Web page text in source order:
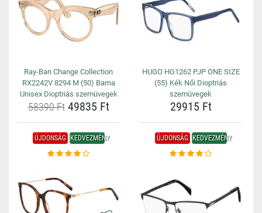
Ray-Ban Change Collection
RX2242V 8294 M (50) Barna
Unisex Dioptriás szemüvegek
58390 Ft49835 Ft
HUGO HG1262 PJP ONE SIZE
(55) Kék Női Dioptriás
szemüvegek
29915 Ft
ÚJDONSÁG KEDVEZMÉNY ÚJDONSÁG KEDVEZMÉNY